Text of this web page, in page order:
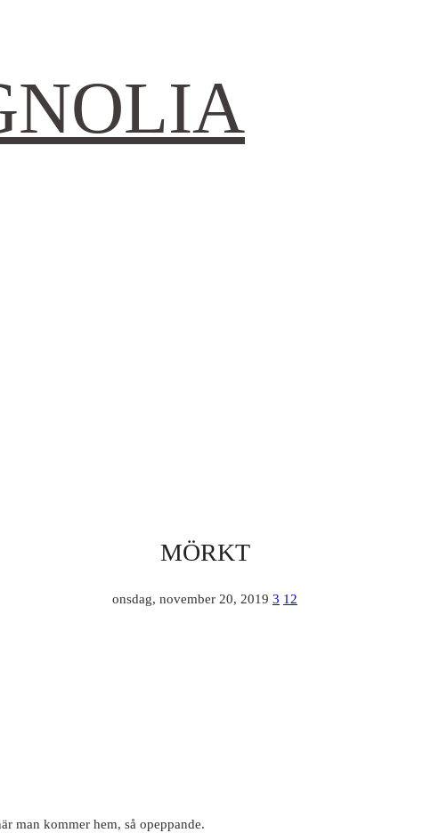
MÖRKT
onsdag, november 20, 2019 3 12
man kommer hem, så opeppande.